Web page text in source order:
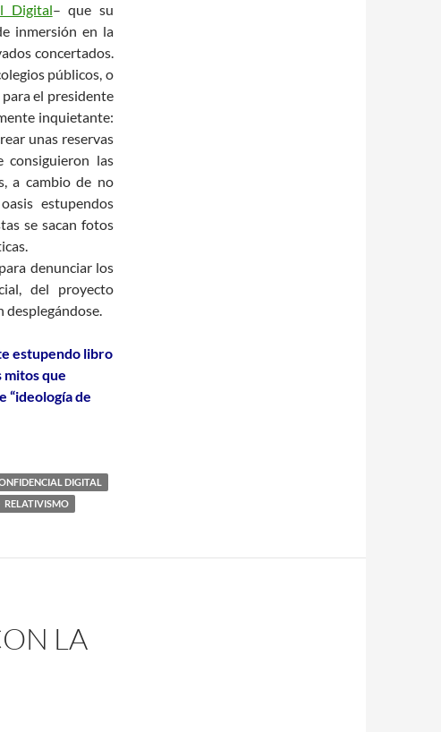
Digital– que su
inmersión en la
concertados.
públicos, o
el presidente
inquietante:
unas reservas
consiguieron las
a cambio de no
estupendos
se sacan fotos
denunciar los
del proyecto
desplegándose.
estupendo libro
mitos que
“ideología de
DIGITAL
RELATIVISMO
LA